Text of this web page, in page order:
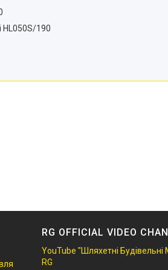
HL050S/190
RG OFFICIAL VIDEO
YouTube "Шляхетні Будівельні
RG